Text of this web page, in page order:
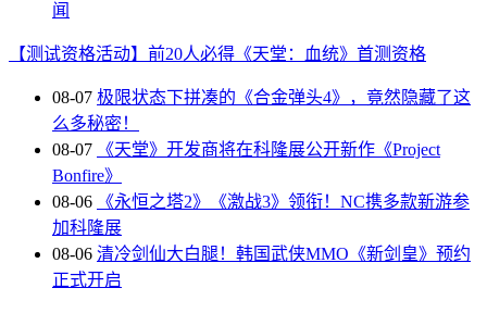
闻
【测试资格活动】前20人必得《天堂：血统》首测资格
08-07 极限状态下拼凑的《合金弹头4》，竟然隐藏了这
么多秘密！
08-07
《天堂》开发商将在科隆展公开新作《Project
Bonfire》
08-06
《永恒之塔2》《激战3》领衔！NC携多款新游参
加科隆展
08-06 清冷剑仙大白腿！韩国武侠MMO《新剑皇》预约
正式开启